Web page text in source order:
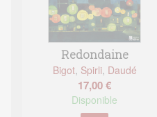
Redondaine
Bigot, Spirli, Daudé
17,00 €
Disponible